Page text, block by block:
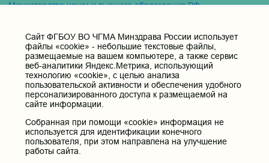
Министерство науки и высшего образования РФ
Единая коллекция цифровых образовательных ресурсов
ФГБОУ ВО "Пензенский государственный университет"
Кафедра терапия
Контактные данные и телефоны
Федеральное государственное бюджетное образовательное
государственная медицинская академия» Министерства
здравоохранения Российской Федерации
Юридический и фактический адрес:
Cайт ФГБОУ ВО ЧГМА Минздрава России использует
файлы «cookie» - небольшие текстовые файлы,
размещаемые на вашем компьютере, а также сервис
веб-аналитики Яндекс.Метрика, использующий
технологию «cookie», с целью анализа
пользовательской активности и обеспечения удобного
персонализированного доступа к размещаемой на
сайте информации.
Собранная при помощи «cookie» информация не
используется для идентификации конечного
пользователя, при этом направлена на улучшение
работы сайта.